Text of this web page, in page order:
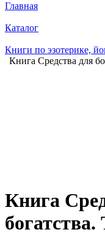
Главная
Каталог
Книги по эзотерике,
Книга Средства для
Книга